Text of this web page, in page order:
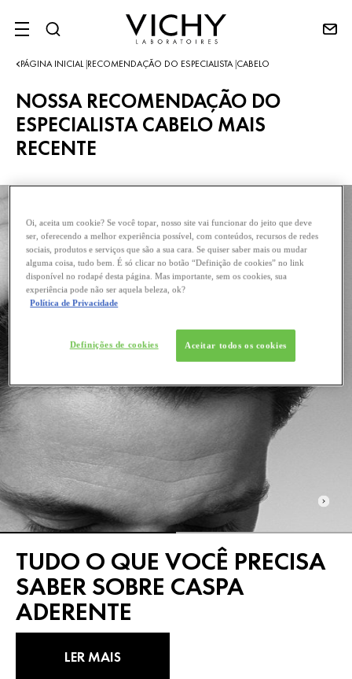
SITE MENU
PÁGINA INICIAL RECOMENDAÇÃO DO ESPECIALISTA CABELO
NOSSA RECOMENDAÇÃO DO
ESPECIALISTA CABELO MAIS
RECENTE
TUDO O QUE VOCÊ PRECISA
SABER SOBRE CASPA
ADERENTE
LER MAIS
Oi, aceita um cookie? Se você topar, nosso site vai funcionar do jeito que deve
ser, oferecendo a melhor experiência possível, com conteúdos, recursos de redes
sociais, produtos e serviços que são a sua cara. Se quiser saber mais ou mudar
alguma coisa, tudo bem. É só clicar no botão “Definição de cookies” no link
disponível no rodapé desta página. Mas importante, sem os cookies, sua
experiência pode não ser aquela beleza, ok?
Política de Privacidade
Definições de cookies Aceitar todos os cookies